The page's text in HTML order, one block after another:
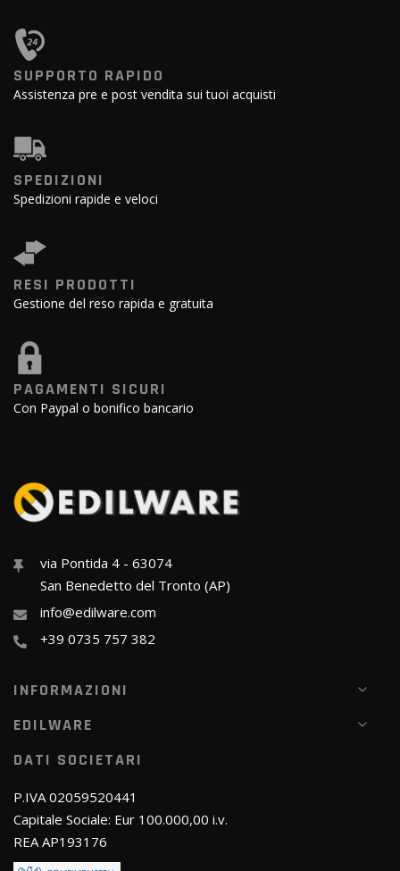
SUPPORTO RAPIDO
Assistenza pre e post vendita sui tuoi acquisti
SPEDIZIONI
Spedizioni rapide e veloci
RESI PRODOTTI
Gestione del reso rapida e gratuita
PAGAMENTI SICURI
Con Paypal o bonifico bancario
via Pontida 4 - 63074
San Benedetto del Tronto (AP)
info@edilware.com
+39 0735 757 382
INFORMAZIONI
EDILWARE
DATI SOCIETARI
P.IVA 02059520441
Capitale Sociale: Eur 100.000,00 i.v.
REA AP193176